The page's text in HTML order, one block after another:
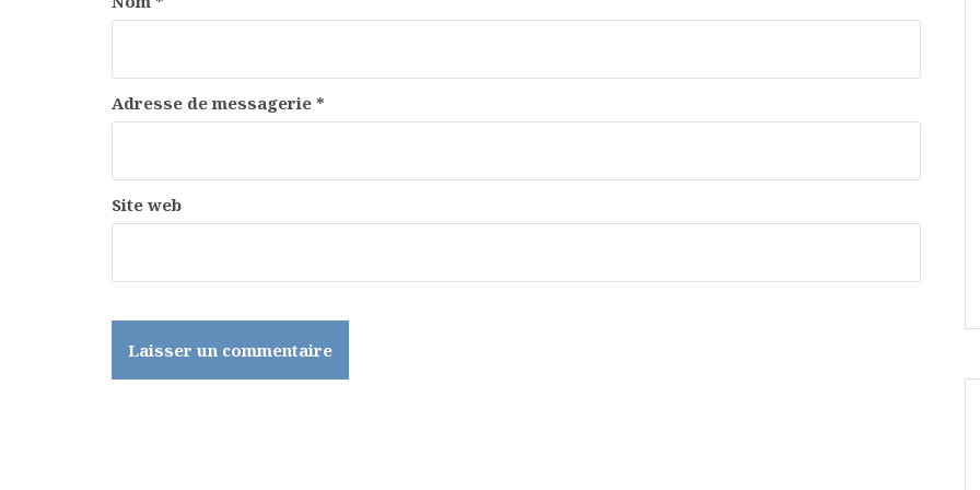
Adresse de messagerie *
Site web